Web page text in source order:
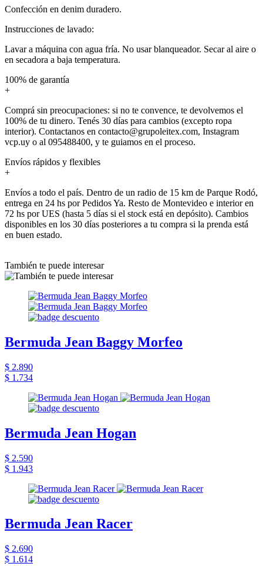
Confección en denim duradero.
Instrucciones de lavado:
Lavar a máquina con agua fría. No usar blanqueador. Secar al aire o
en secadora a baja temperatura.
100% de garantía
+
Comprá sin preocupaciones: si no te convence, te devolvemos el
100% de tu dinero. Tenés 30 días para cambios (excepto ropa
interior). Contactanos en contacto@grupoleitex.com, Instagram
vcp.uy o al 095488400, y te guiamos en el proceso.
Envíos rápidos y flexibles
+
Envíos a todo el país. Dentro de un radio de 15 km de Parque Rodó,
entrega en 24 hs por Pedidos Ya. Resto de Montevideo e interior en
72 hs por UES (hasta 5 días si el stock está en depósito). Cambios
disponibles en los 30 días posteriores a tu compra si la prenda está
en buen estado.
También te puede interesar
Bermuda Jean Baggy Morfeo
$ 2.890
$ 1.734
Bermuda Jean Hogan
$ 2.590
$ 1.943
Bermuda Jean Racer
$ 2.690
$ 1.614